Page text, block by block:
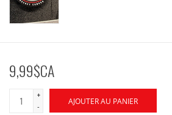
9,99$CA
+
-
AJOUTER AU PANIER